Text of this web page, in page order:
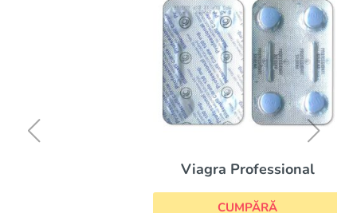
Viagra Professional